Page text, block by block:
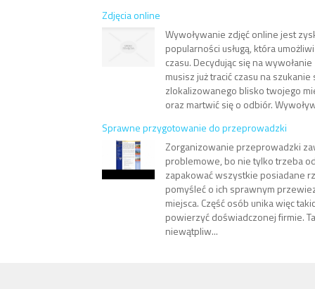
Zdjęcia online
Wywoływanie zdjęć online jest
popularności usługą, która
czasu. Decydując się na
musisz już tracić czasu na
zlokalizowanego blisko twojego
oraz martwić się o odbiór.
Sprawne przygotowanie do przeprowadzki
Zorganizowanie przeprowadzki
problemowe, bo nie tylko trzeba
zapakować wszystkie posiadane
pomyśleć o ich sprawnym
miejsca. Część osób unika więc
powierzyć doświadczonej firmie.
niewątpliw...